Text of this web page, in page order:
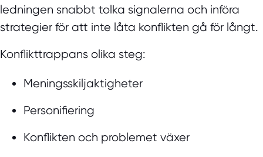
ledningen snabbt tolka signalerna och införa
strategier för att inte låta konflikten gå för långt.
Konflikttrappans olika steg:
Meningsskiljaktigheter
Personifiering
Konflikten och problemet växer